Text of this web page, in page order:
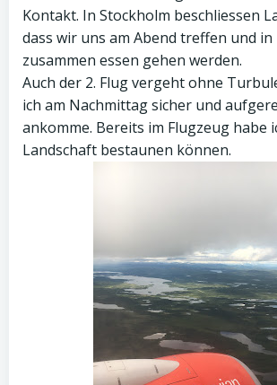
Kontakt. In Stockholm beschliessen
dass wir uns am Abend treffen und in
zusammen essen gehen werden.
Auch der 2. Flug vergeht ohne
ich am Nachmittag sicher und
ankomme. Bereits im Flugzeug habe
Landschaft bestaunen können.